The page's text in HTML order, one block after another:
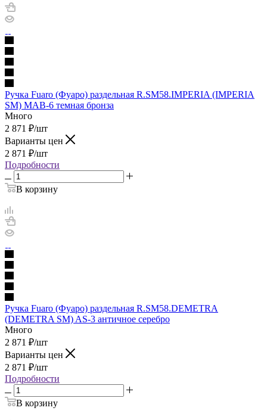
Ручка Fuaro (Фуаро) раздельная R.SM58.IMPERIA (IMPERIA
SM) MAB-6 темная бронза
Много
2 871 ₽/шт
Варианты цен
2 871 ₽/шт
Подробности
В корзину
Ручка Fuaro (Фуаро) раздельная R.SM58.DEMETRA
(DEMETRA SM) AS-3 античное серебро
Много
2 871 ₽/шт
Варианты цен
2 871 ₽/шт
Подробности
В корзину